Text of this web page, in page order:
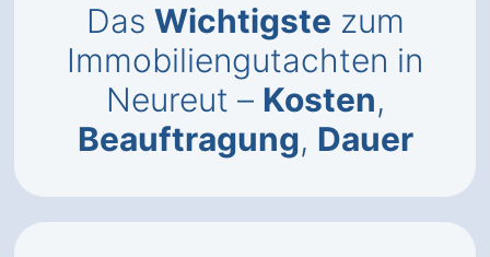
Das Wichtigste zum
Immobiliengutachten in
Neureut – Kosten,
Beauftragung, Dauer